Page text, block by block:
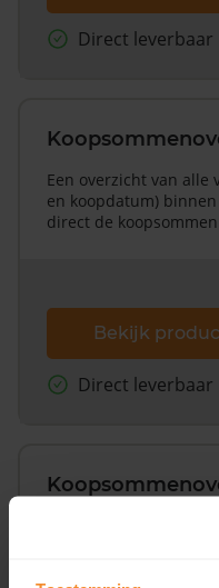
Direct leverbaar
Een overzicht van alle
en koopdatum)
direct de
Bekijk
Direct leverbaar